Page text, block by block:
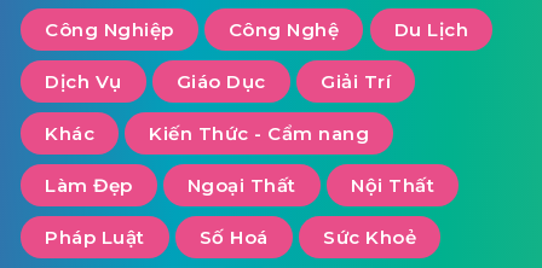
Công Nghiệp Công Nghệ Du Lịch
Dịch Vụ Giáo Dục Giải Trí
Khác Kiến Thức - Cẩm nang
Làm Đẹp Ngoại Thất Nội Thất
Pháp Luật Số Hoá Sức Khoẻ